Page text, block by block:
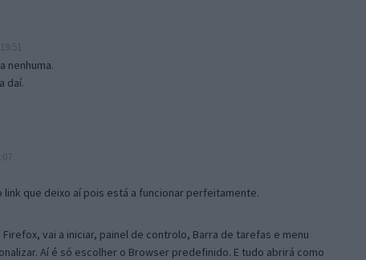
nenhuma.
daí.
que deixo aí pois está a funcionar perfeitamente.
vai a iniciar, painel de controlo, Barra de tarefas e menu
Aí é só escolher o Browser predefinido. E tudo abrirá como